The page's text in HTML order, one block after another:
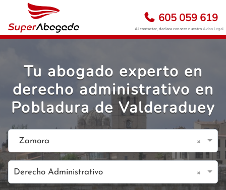
605 059 619
Al contactar, declara conocer nuestroAviso Legal
Tu abogado experto en
derecho administrativo en
Pobladura de Valderaduey
Zamora ×
Derecho Administrativo ×